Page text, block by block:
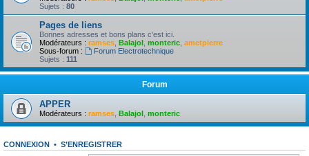
Sujets : 80
Pages de liens
Bonnes adresses et bons plans c'est ici.
Modérateurs : ramses Balajol monteric ametpierre
Sous-forum :
Forum Electrotechnique
Sujets : 111
Forum
APPER
Modérateurs : ramses Balajol monteric
CONNEXION • S’ENREGISTRER